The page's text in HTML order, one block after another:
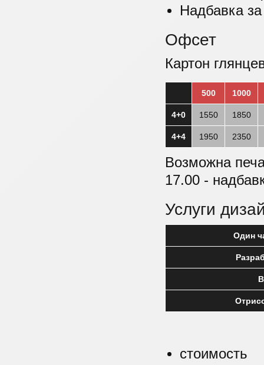
Надбавка
Офсет
Картон
500 1000
4+0 1550 1850
4+4 1950 2350
Возможна
17.00 -
Услуги
Один
стоимость